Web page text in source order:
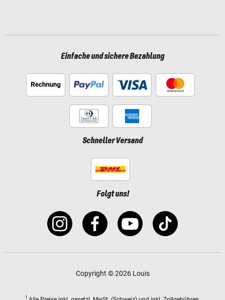
Einfache und sichere Bezahlung
Schneller Versand
Folgt uns!
Copyright © 2026 Louis
1